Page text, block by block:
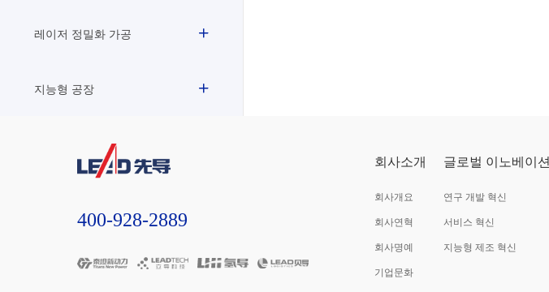
레이저 정밀화 가공
지능형 공장
400-928-2889
회사소개
회사개요
회사연혁
회사명예
기업문화
글로벌 이노베이션
연구 개발 혁신
서비스 혁신
지능형 제조 혁신